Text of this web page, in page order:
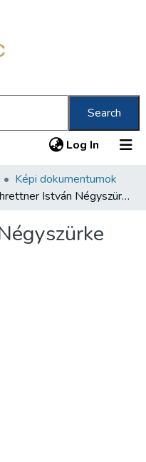
Search
Log In (current)
Képi dokumentumok
Schrettner István Négyszürke sörözője